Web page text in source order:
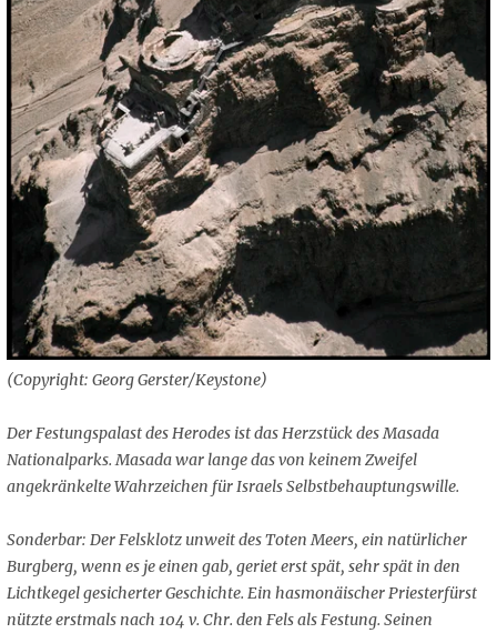
(Copyright: Georg Gerster/Keystone)
Der Festungspalast des Herodes ist das Herzstück des Masada
Nationalparks. Masada war lange das von keinem Zweifel
angekränkelte Wahrzeichen für Israels Selbstbehauptungswille.
Sonderbar: Der Felsklotz unweit des Toten Meers, ein natürlicher
Burgberg, wenn es je einen gab, geriet erst spät, sehr spät in den
Lichtkegel gesicherter Geschichte. Ein hasmonäischer Priesterfürst
nützte erstmals nach 104 v. Chr. den Fels als Festung. Seinen